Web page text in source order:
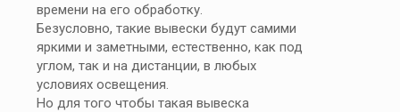
времени на его обработку.
Безусловно, такие вывески будут самими
яркими и заметными, естественно, как под
углом, так и на дистанции, в любых
условиях освещения.
Но для того чтобы такая вывеска